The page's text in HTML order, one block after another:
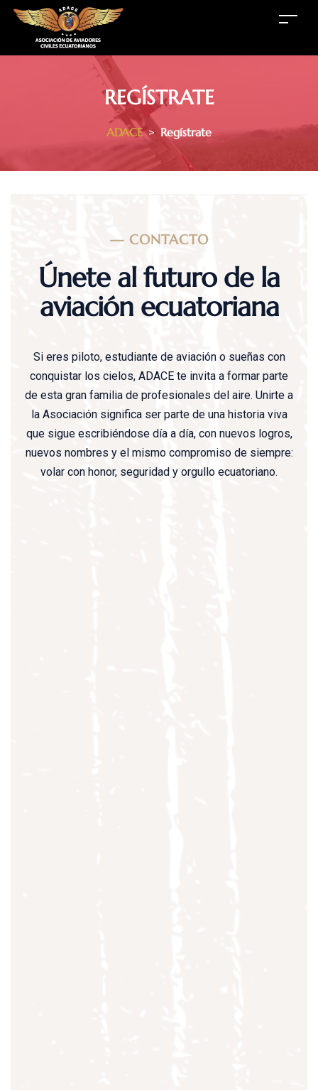
REGÍSTRATE
ADACE > Regístrate
— CONTACTO
Únete al futuro de la
aviación ecuatoriana
Si eres piloto, estudiante de aviación o sueñas con
conquistar los cielos, ADACE te invita a formar parte
de esta gran familia de profesionales del aire. Unirte a
la Asociación significa ser parte de una historia viva
que sigue escribiéndose día a día, con nuevos logros,
nuevos nombres y el mismo compromiso de siempre:
volar con honor, seguridad y orgullo ecuatoriano.